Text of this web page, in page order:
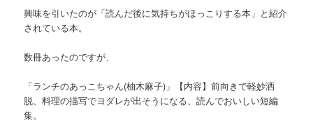
興味を引いたのが「読んだ後に気持ちがほっこりする本」と紹介
されている本。
数冊あったのですが、
「ランチのあっこちゃん(柚木麻子)」【内容】前向きで軽妙洒
脱、料理の描写でヨダレが出そうになる、読んでおいしい短編
集。